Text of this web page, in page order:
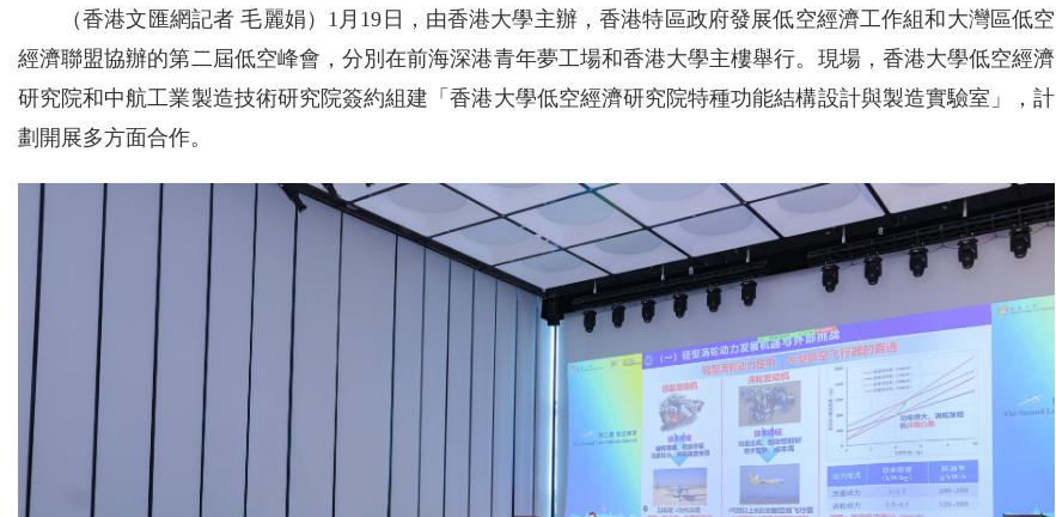
（香港文匯網記者 毛麗娟）1月19日，由香港大學主辦，香港特區政府發展低空經濟工作組和大灣區低空
經濟聯盟協辦的第二屆低空峰會，分別在前海深港青年夢工場和香港大學主樓舉行。現場，香港大學低空經濟
研究院和中航工業製造技術研究院簽約組建「香港大學低空經濟研究院特種功能結構設計與製造實驗室」，計
劃開展多方面合作。